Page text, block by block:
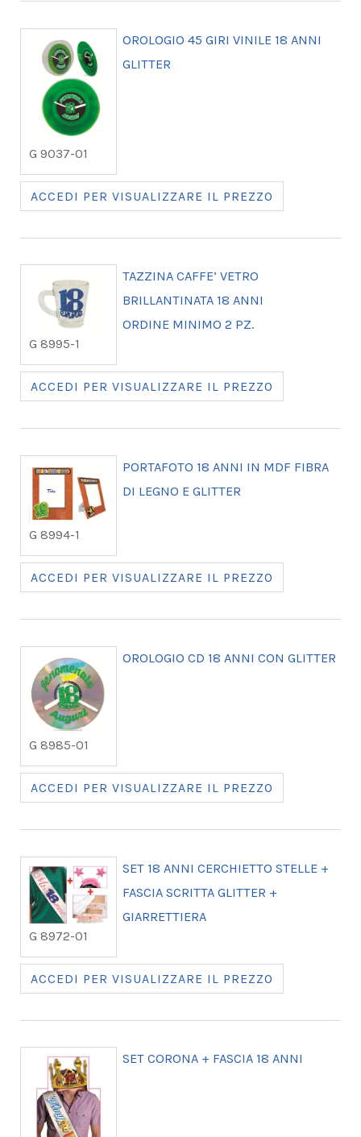
G 9037-01
OROLOGIO 45 GIRI VINILE 18 ANNI
GLITTER
ACCEDI PER VISUALIZZARE IL PREZZO
G 8995-1
TAZZINA CAFFE’ VETRO
BRILLANTINATA 18 ANNI
ORDINE MINIMO 2 PZ.
ACCEDI PER VISUALIZZARE IL PREZZO
G 8994-1
PORTAFOTO 18 ANNI IN MDF FIBRA
DI LEGNO E GLITTER
ACCEDI PER VISUALIZZARE IL PREZZO
G 8985-01
OROLOGIO CD 18 ANNI CON GLITTER
ACCEDI PER VISUALIZZARE IL PREZZO
G 8972-01
SET 18 ANNI CERCHIETTO STELLE +
FASCIA SCRITTA GLITTER +
GIARRETTIERA
ACCEDI PER VISUALIZZARE IL PREZZO
SET CORONA + FASCIA 18 ANNI